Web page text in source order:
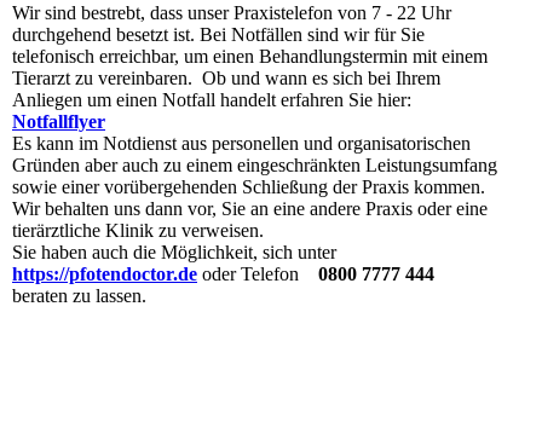
Wir sind bestrebt, dass unser Praxistelefon von 7 - 22 Uhr
durchgehend besetzt ist. Bei Notfällen sind wir für Sie
telefonisch erreichbar, um einen Behandlungstermin mit einem
Tierarzt zu vereinbaren. Ob und wann es sich bei Ihrem
Anliegen um einen Notfall handelt erfahren Sie hier:
Notfallflyer
Es kann im Notdienst aus personellen und organisatorischen
Gründen aber auch zu einem eingeschränkten Leistungsumfang
sowie einer vorübergehenden Schließung der Praxis kommen.
Wir behalten uns dann vor, Sie an eine andere Praxis oder eine
tierärztliche Klinik zu verweisen.
Sie haben auch die Möglichkeit, sich unter
https://pfotendoctor.de oder Telefon 0800 7777 444
beraten zu lassen.